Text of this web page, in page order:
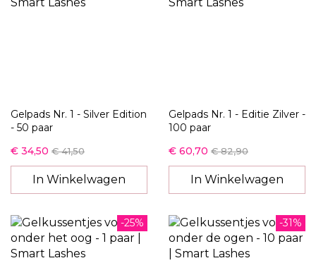
Gelpads Nr. 1 - Silver Edition
- 50 paar
€ 34,50 € 41,50
In Winkelwagen
Gelpads Nr. 1 - Editie Zilver -
100 paar
€ 60,70 € 82,90
In Winkelwagen
-25% -31%